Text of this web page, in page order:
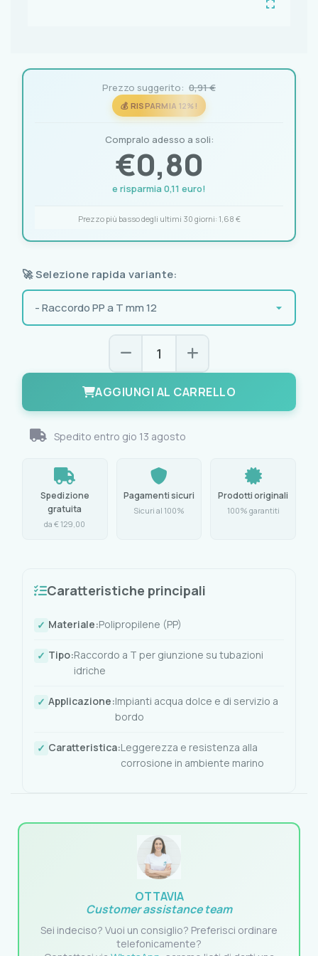
Prezzo suggerito: 0,91 €
💰 RISPARMIA 12%!
Compralo adesso a soli:
€0,80
e risparmia 0,11 euro!
Prezzo più basso degli ultimi 30 giorni: 1,68 €
🚀 Selezione rapida variante:
AGGIUNGI AL CARRELLO
Spedito entro gio 13 agosto
Spedizione
gratuita
da € 129,00
Pagamenti sicuri
Sicuri al 100%
Prodotti originali
100% garantiti
Caratteristiche principali
Materiale:Polipropilene (PP)
Tipo:Raccordo a T per giunzione su tubazioni
idriche
Applicazione:Impianti acqua dolce e di servizio a
bordo
Caratteristica:Leggerezza e resistenza alla
corrosione in ambiente marino
OTTAVIA
Customer assistance team
Sei indeciso? Vuoi un consiglio? Preferisci ordinare
telefonicamente?